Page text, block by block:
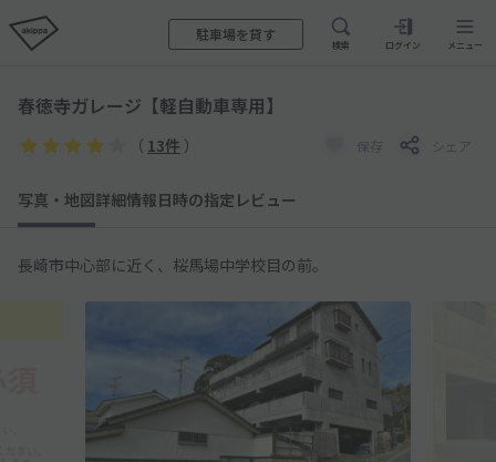
駐車場を貸す
検索 ログイン メニュー
春徳寺ガレージ【軽自動車専用】
（ 13件 ） 保存 シェア
写真・地図詳細情報日時の指定 レビュー
長崎市中心部に近く、桜馬場中学校目の前。